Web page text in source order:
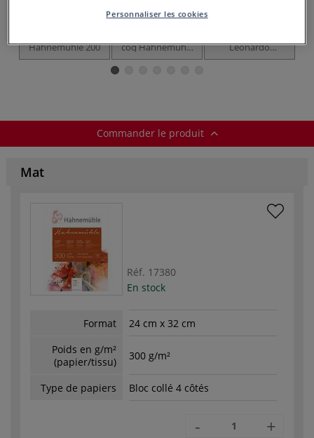
Hahnemühle 200 coq Hahnemühle
- le jaune
Léonardo
Hahnemühle
Commander le produit
Mat
Réf. 17380
En stock
Format
24 cm x 32 cm
Poids en g/m²
(papier/tissu)
300 g/m²
Type de papiers Bloc collé 4 côtés
- +
Personnaliser les cookies